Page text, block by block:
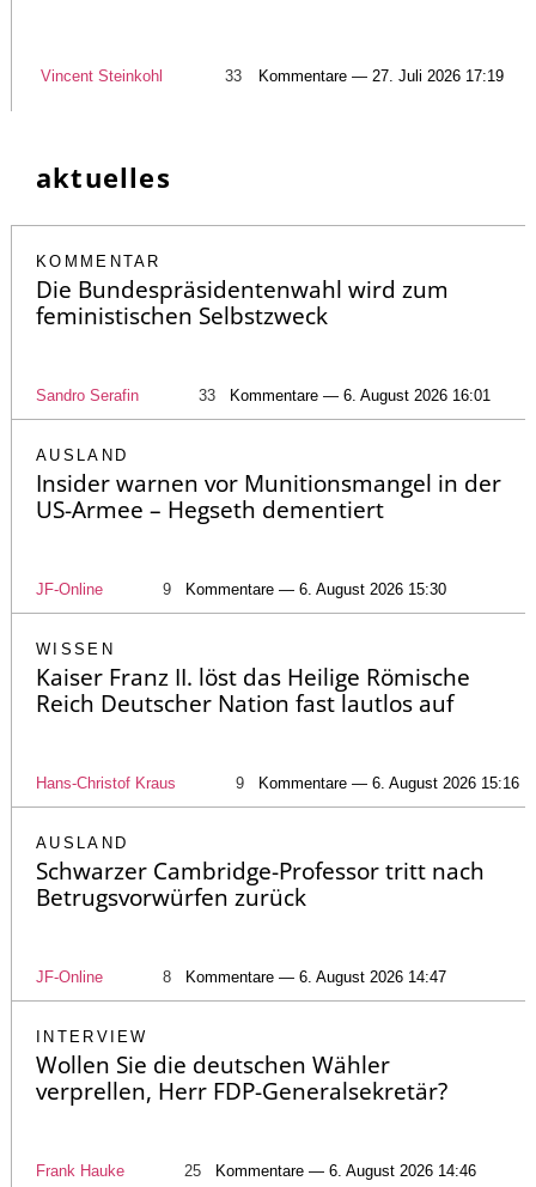
Vincent Steinkohl 33 Kommentare — 27. Juli 2026 17:19
aktuelles
KOMMENTAR
Die Bundespräsidentenwahl wird zum
feministischen Selbstzweck
Sandro Serafin 33 Kommentare — 6. August 2026 16:01
AUSLAND
Insider warnen vor Munitionsmangel in der
US-Armee – Hegseth dementiert
JF-Online 9 Kommentare — 6. August 2026 15:30
WISSEN
Kaiser Franz II. löst das Heilige Römische
Reich Deutscher Nation fast lautlos auf
Hans-Christof Kraus 9 Kommentare — 6. August 2026 15:16
AUSLAND
Schwarzer Cambridge-Professor tritt nach
Betrugsvorwürfen zurück
JF-Online 8 Kommentare — 6. August 2026 14:47
INTERVIEW
Wollen Sie die deutschen Wähler
verprellen, Herr FDP-Generalsekretär?
Frank Hauke 25 Kommentare — 6. August 2026 14:46